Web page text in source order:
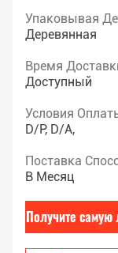
Упаковывая
Деревянная
Время
Доступный
Условия
D/P, D/A,
Поставка
В Месяц
Получите